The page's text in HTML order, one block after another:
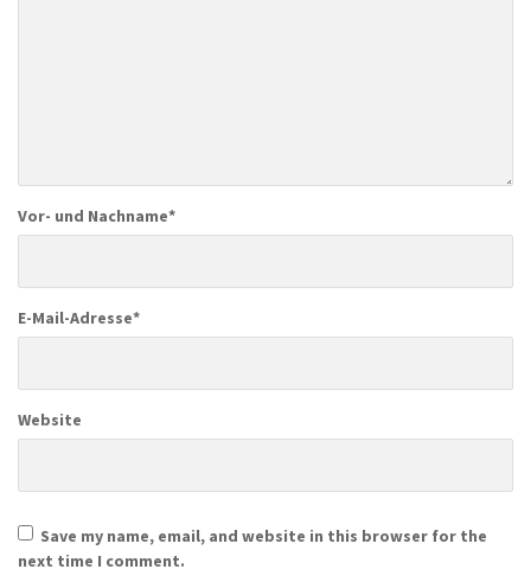
Vor- und Nachname*
E-Mail-Adresse*
Website
Save my name, email, and website in this browser for the
next time I comment.